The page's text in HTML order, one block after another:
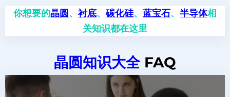
你想要的晶圆 、衬底、 碳化硅、 蓝宝石、 半导体相
关知识都在这里
晶圆知识大全FAQ